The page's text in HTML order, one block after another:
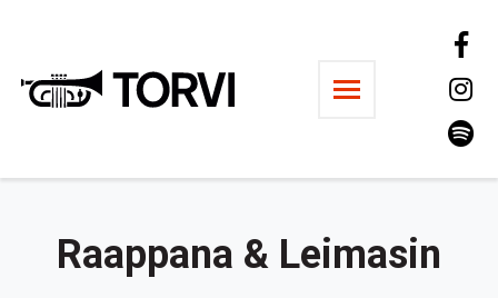
Ravintola Torvi
Raappana & Leimasin